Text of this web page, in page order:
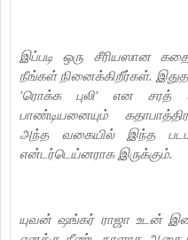
இப்படி ஒரு சீரியஸான
நீங்கள் நினைக்கிறீர்கள்.
'ரொக்க புலி' என சரத்
பாண்டியனையும்
அந்த வகையில் இந்த படம்
என்டர்டெய்னராக இருக்கும்.
யுவன் ஷங்கர் ராஜா உடன்